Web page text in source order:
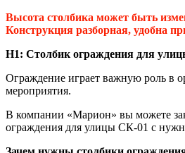
Высота столбика может быть
Конструкция разборная, удобна
H1: Столбик ограждения для
Ограждение играет важную роль в
мероприятия.
В компании «Марион» вы можете
ограждения для улицы СК-01 с